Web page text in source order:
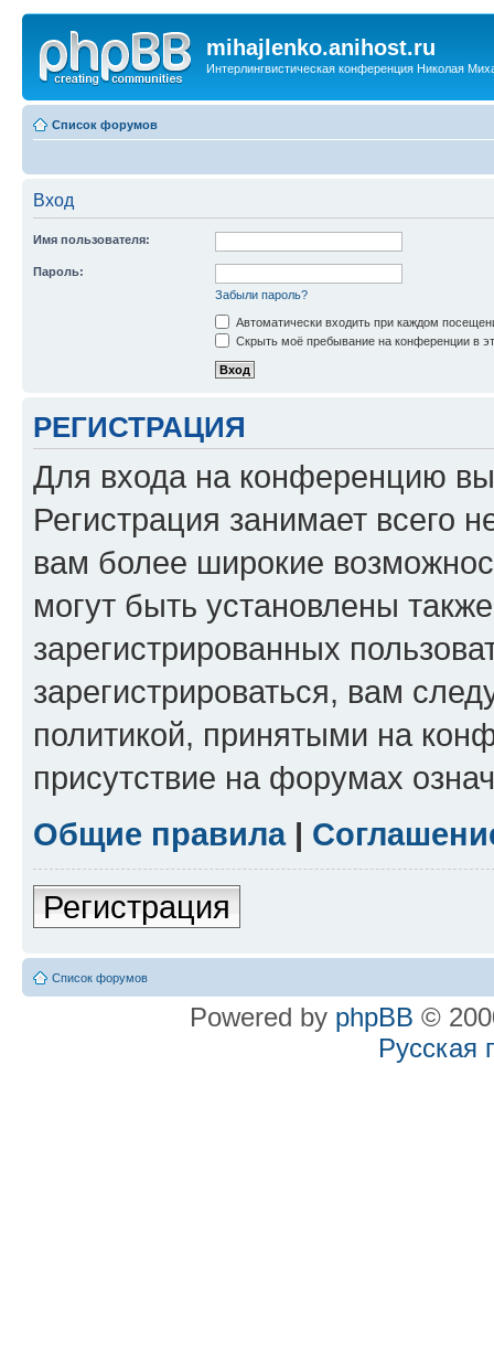
mihajlenko.anihost.ru
Интерлингвистическая конференция Николая
Список форумов
Вход
Имя пользователя:
Пароль:
Забыли пароль?
Автоматически входить при каждом
Скрыть моё пребывание на конференции в
РЕГИСТРАЦИЯ
Для входа на конференцию
Регистрация занимает всего
вам более широкие
могут быть установлены
зарегистрированных
зарегистрироваться, вам
политикой, принятыми на
присутствие на форумах
Общие правила|
Регистрация
Список форумов
Powered by phpBB ©
Русская